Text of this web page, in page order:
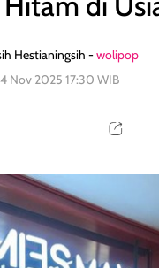
Hestianingsih -wolipop
Nov 2025 17:30 WIB